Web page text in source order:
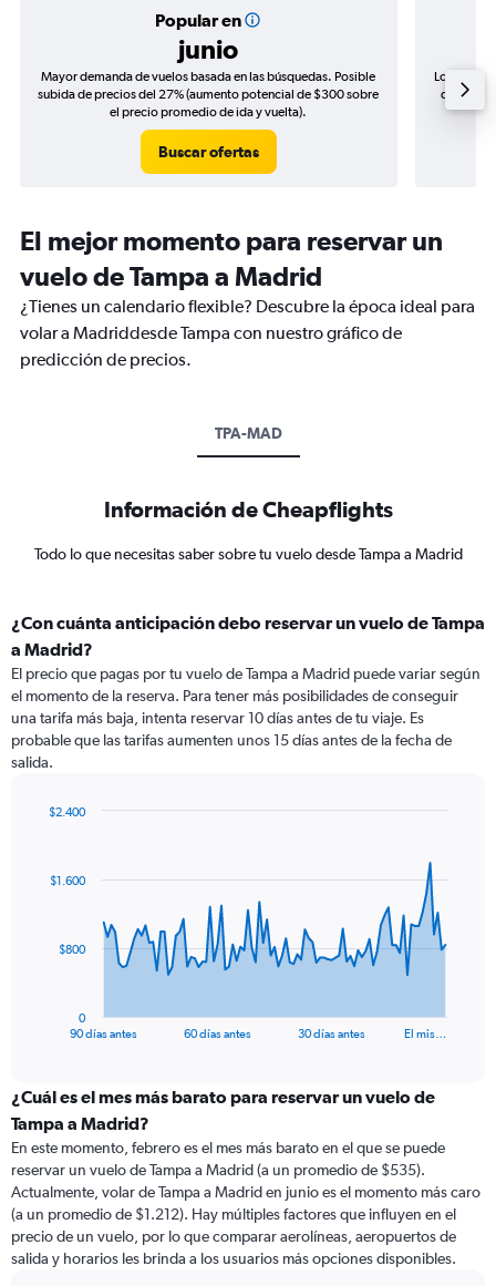
Popular en
junio
Mayor demanda de vuelos basada en las búsquedas. Posible
subida de precios del 27% (aumento potencial de $300 sobre
el precio promedio de ida y vuelta).
Buscar ofertas
Los
de
El mejor momento para reservar un
vuelo de Tampa a Madrid
¿Tienes un calendario flexible? Descubre la época ideal para
volar a Madriddesde Tampa con nuestro gráfico de
predicción de precios.
TPA-MAD
Información de Cheapflights
Todo lo que necesitas saber sobre tu vuelo desde Tampa a Madrid
¿Con cuánta anticipación debo reservar un vuelo de Tampa
a Madrid?
El precio que pagas por tu vuelo de Tampa a Madrid puede variar según
el momento de la reserva. Para tener más posibilidades de conseguir
una tarifa más baja, intenta reservar 10 días antes de tu viaje. Es
probable que las tarifas aumenten unos 15 días antes de la fecha de
salida.
data
The
categories.
Range:
91
categories.
The
chart
has
1
Y
90 días antes 60 días antes 30 días antes El mis…
0
$800
$1.600
$2.400
¿Cuál es el mes más barato para reservar un vuelo de
Tampa a Madrid?
En este momento, febrero es el mes más barato en el que se puede
reservar un vuelo de Tampa a Madrid (a un promedio de $535).
Actualmente, volar de Tampa a Madrid en junio es el momento más caro
(a un promedio de $1.212). Hay múltiples factores que influyen en el
precio de un vuelo, por lo que comparar aerolíneas, aeropuertos de
salida y horarios les brinda a los usuarios más opciones disponibles.